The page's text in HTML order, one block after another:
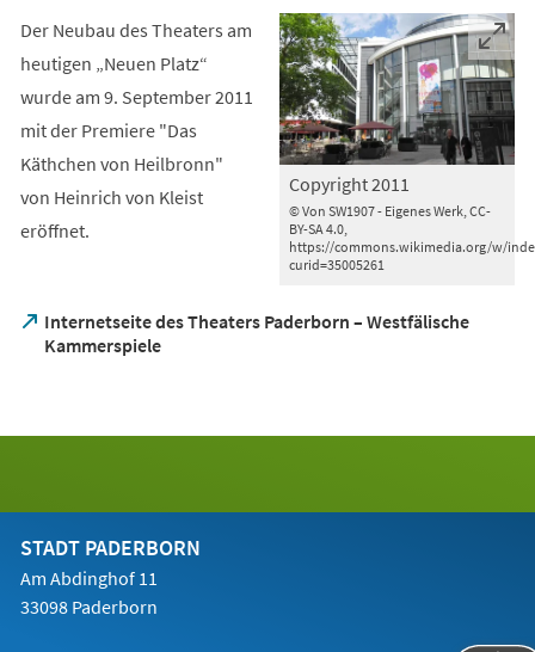
Tab)
© Von SW1907 - Eigenes Werk, CC-
BY-SA 4.0,
https://commons.wikimedia.org/w/
curid=35005261
Copyright 2011
Der Neubau des Theaters am
heutigen „Neuen Platz“
wurde am 9. September 2011
mit der Premiere "Das
Käthchen von Heilbronn"
von Heinrich von Kleist
eröffnet.
Internetseite des Theaters Paderborn – Westfälische
Kammerspiele
(Öffnet
Tab)
STADT PADERBORN
Am Abdinghof 11
33098 Paderborn